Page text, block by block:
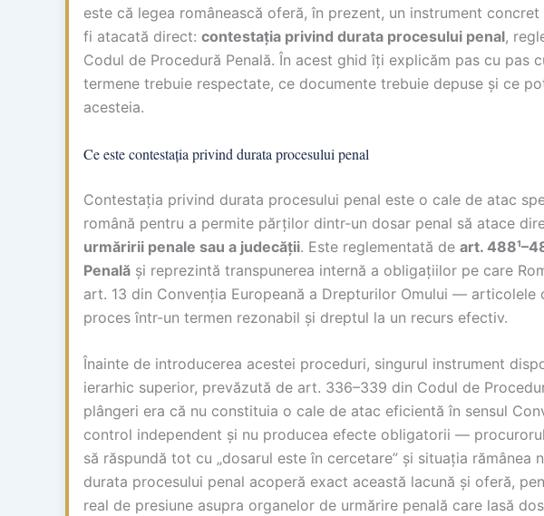
este că legea românească oferă, în prezent, un instrument
fi atacată direct: contestația privind durata procesului penal,
Codul de Procedură Penală. În acest ghid îți explicăm pas cu pas
termene trebuie respectate, ce documente trebuie depuse și ce
acesteia.
Ce este contestația privind durata procesului penal
Contestația privind durata procesului penal este o cale de atac
română pentru a permite părților dintr-un dosar penal să atace
urmăririi penale sau a judecății. Este reglementată de art.
Penală și reprezintă transpunerea internă a obligațiilor pe care
art. 13 din Convenția Europeană a Drepturilor Omului — articolele
proces într-un termen rezonabil și dreptul la un recurs efectiv.
Înainte de introducerea acestei proceduri, singurul instrument
ierarhic superior, prevăzută de art. 336–339 din Codul de
plângeri era că nu constituia o cale de atac eficientă în sensul
control independent și nu producea efecte obligatorii —
să răspundă tot cu „dosarul este în cercetare” și situația rămânea
durata procesului penal acoperă exact această lacună și oferă,
real de presiune asupra organelor de urmărire penală care lasă